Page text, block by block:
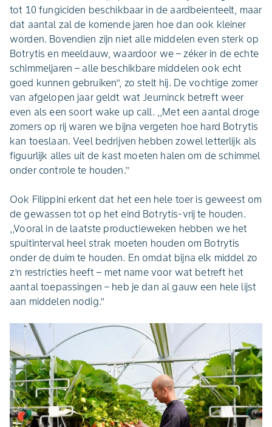
tot 10 fungiciden beschikbaar in de aardbeienteelt, maar
dat aantal zal de komende jaren hoe dan ook kleiner
worden. Bovendien zijn niet alle middelen even sterk op
Botrytis en meeldauw, waardoor we – zéker in de echte
schimmeljaren – alle beschikbare middelen ook echt
goed kunnen gebruiken’’, zo stelt hij. De vochtige zomer
van afgelopen jaar geldt wat Jeurninck betreft weer
even als een soort wake up call. ,,Met een aantal droge
zomers op rij waren we bijna vergeten hoe hard Botrytis
kan toeslaan. Veel bedrijven hebben zowel letterlijk als
figuurlijk alles uit de kast moeten halen om de schimmel
onder controle te houden.’’
Ook Filippini erkent dat het een hele toer is geweest om
de gewassen tot op het eind Botrytis-vrij te houden.
,,Vooral in de laatste productieweken hebben we het
spuitinterval heel strak moeten houden om Botrytis
onder de duim te houden. En omdat bijna elk middel zo
z’n restricties heeft – met name voor wat betreft het
aantal toepassingen – heb je dan al gauw een hele lijst
aan middelen nodig.’’